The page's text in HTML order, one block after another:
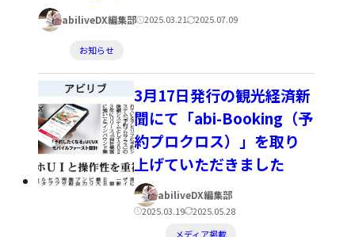
著
者:
abiliveDX編集部公
日:
2025.03.21更
日:
2025.07.09
テ
リ
ー:
お知らせ
3月17日発行の観光経済新
聞にて「abi-Booking（予
約プロクロス）」を取り
上げていただきました
著
者:
abiliveDX編集部
公2025.03.19更2025.05.28
メディア掲載